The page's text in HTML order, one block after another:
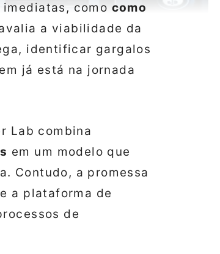
como como
a viabilidade da
identificar gargalos
já está na jornada
Lab combina
em um modelo que
Contudo, a promessa
a plataforma de
de